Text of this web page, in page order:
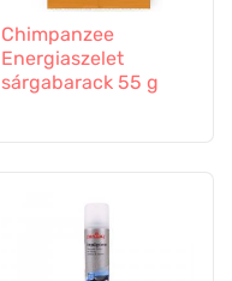
Chimpanzee
Energiaszelet
sárgabarack 55 g